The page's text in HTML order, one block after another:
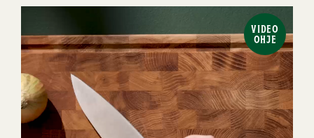
VIDEO
OHJE